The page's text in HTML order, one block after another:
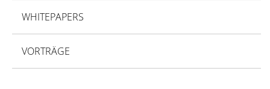
WHITEPAPERS
VORTRÄGE